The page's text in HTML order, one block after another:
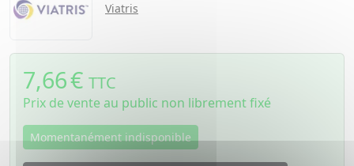
Viatris
7,66€ TTC
Prix de vente au public non librement fixé
Momentanément indisponible